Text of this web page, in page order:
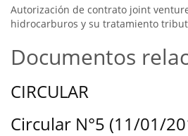
Autorización de contrato joint
hidrocarburos y su tratamiento
Documentos
CIRCULAR
Circular N°5 (11/01/